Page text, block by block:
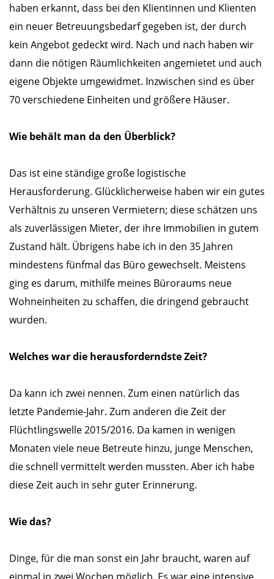
haben erkannt, dass bei den Klientinnen und Klienten
ein neuer Betreuungsbedarf gegeben ist, der durch
kein Angebot gedeckt wird. Nach und nach haben wir
dann die nötigen Räumlichkeiten angemietet und auch
eigene Objekte umgewidmet. Inzwischen sind es über
70 verschiedene Einheiten und größere Häuser.
Wie behält man da den Überblick?
Das ist eine ständige große logistische
Herausforderung. Glücklicherweise haben wir ein gutes
Verhältnis zu unseren Vermietern; diese schätzen uns
als zuverlässigen Mieter, der ihre Immobilien in gutem
Zustand hält. Übrigens habe ich in den 35 Jahren
mindestens fünfmal das Büro gewechselt. Meistens
ging es darum, mithilfe meines Büroraums neue
Wohneinheiten zu schaffen, die dringend gebraucht
wurden.
Welches war die herausforderndste Zeit?
Da kann ich zwei nennen. Zum einen natürlich das
letzte Pandemie-Jahr. Zum anderen die Zeit der
Flüchtlingswelle 2015/2016. Da kamen in wenigen
Monaten viele neue Betreute hinzu, junge Menschen,
die schnell vermittelt werden mussten. Aber ich habe
diese Zeit auch in sehr guter Erinnerung.
Wie das?
Dinge, für die man sonst ein Jahr braucht, waren auf